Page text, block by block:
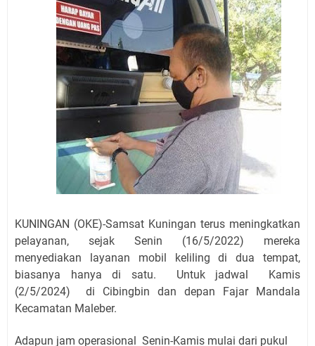
Rabu 5 Agustus 2026
Agenda Kegiatan Bupati Kuningan Kamis 6 Agustus
2026 Ada Tiga Acara
Kamis 6 Agustus 2026 Mobil Samling Ada di Alun-alun
Luragung, Ini Persyaratan dan Besaran Biayanya
Layanan Mobil Samsat Keliling Kuningan Kamis 6
Agustus 2026 Ada di Empat Titik
Embun Pagi Kamis 6 Agustus 2026: Tidak Semua
Keterlambatan Berarti Kegagalan
Setiap Noda Ada Pembersihnya, Salat Bisa Menjadi
Pembersih Dosa Kita, Ini Jadwal Salat Wilayah
KUNINGAN (OKE)-Samsat Kuningan terus meningkatkan
pelayanan, sejak Senin (16/5/2022) mereka
menyediakan layanan mobil keliling di dua tempat,
biasanya hanya di satu. Untuk jadwal Kamis
(2/5/2024) di Cibingbin dan depan Fajar Mandala
Kecamatan Maleber.
Adapun jam operasional Senin-Kamis mulai dari pukul